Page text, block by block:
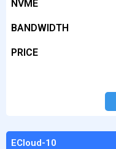
NVME
BANDWIDTH
PRICE
ECloud-10